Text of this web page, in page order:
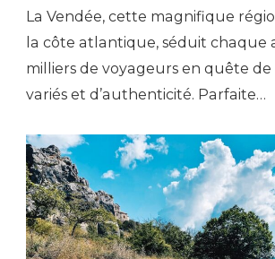
La Vendée, cette magnifique
la côte atlantique, séduit chaque
milliers de voyageurs en quête
variés et d’authenticité. Parfaite…